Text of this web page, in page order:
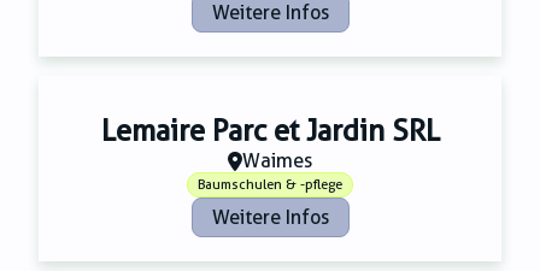
Weitere Infos
Lemaire Parc et Jardin SRL
Waimes
Baumschulen & -pflege
Weitere Infos